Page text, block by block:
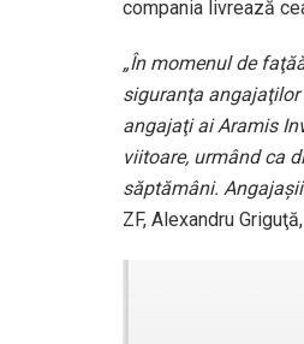
compania livrează
„În momenul de
siguranţa
angajaţi ai Aramis
viitoare, urmând ca
săptămâni.
ZF, Alexandru